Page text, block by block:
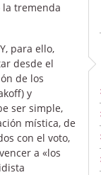
la tremenda
para ello,
desde el
de los
y
ser simple,
mística, de
con el voto,
a «los